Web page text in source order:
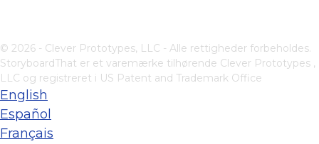
© 2026 - Clever Prototypes, LLC - Alle rettigheder forbeholdes.
StoryboardThat er et varemærke tilhørende Clever Prototypes ,
LLC og registreret i US Patent and Trademark Office
English
Español
Français